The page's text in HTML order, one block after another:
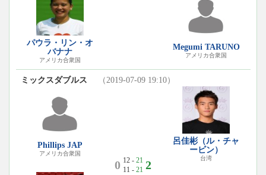
パウラ・リン・オ
バナナ
アメリカ合衆国
Megumi TARUNO
アメリカ合衆国
ミックスダブルス （2019-07-09 19:10）
Phillips JAP
アメリカ合衆国
0 12 - 21
11 - 21 2
呂佳彬（ル・チャ
ービン）
台湾